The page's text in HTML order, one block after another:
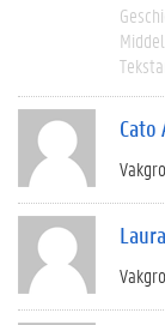
Cato